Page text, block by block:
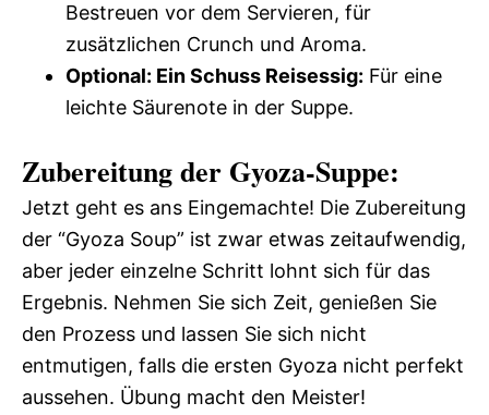
Bestreuen vor dem Servieren, für
zusätzlichen Crunch und Aroma.
Optional: Ein Schuss Reisessig: Für eine
leichte Säurenote in der Suppe.
Zubereitung der Gyoza-Suppe:
Jetzt geht es ans Eingemachte! Die Zubereitung
der “Gyoza Soup” ist zwar etwas zeitaufwendig,
aber jeder einzelne Schritt lohnt sich für das
Ergebnis. Nehmen Sie sich Zeit, genießen Sie
den Prozess und lassen Sie sich nicht
entmutigen, falls die ersten Gyoza nicht perfekt
aussehen. Übung macht den Meister!